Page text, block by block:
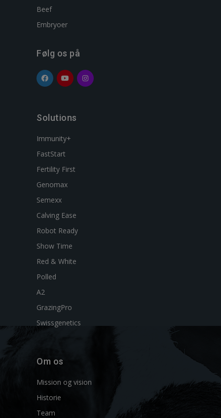
Beef
Embryoer
Følg os på
Solutions
Immunity+
FastStart
Fertility First
Genomax
Semexx
Calving Ease
Robot Ready
Show Time
Red & White
Polled
A2
GrazingPro
Swissgenetics
Om os
Mission og vision
Historie
Team